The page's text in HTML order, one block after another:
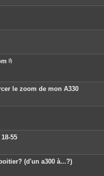
c
e
o
e
s
le zoom de mon A330
55
(d'un a300 à...?)